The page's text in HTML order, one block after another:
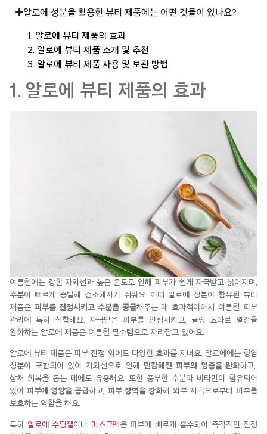
알로에 성분을 활용한 뷰티 제품에는 어떤 것들이 있나요?
1. 알로에 뷰티 제품의 효과
2. 알로에 뷰티 제품 소개 및 추천
3. 알로에 뷰티 제품 사용 및 보관 방법
1. 알로에 뷰티 제품의 효과
여름철에는 강한 자외선과 높은 온도로 인해 피부가 쉽게자극받고 붉어지며,
수분이 빠르게 증발해 건조해지기 쉬워요. 이때 알로에 성분이 함유된 뷰티
제품은 피부를 진정시키고 수분을 공급해주는 데 효과적이어서 여름철 피부
관리에 특히 적합해요.자극받은 피부를 안정시키고, 쿨링 효과로 열감을
완화하는 알로에 제품은 여름철 필수템으로 자리잡고 있어요.
알로에 뷰티 제품은 피부 진정 외에도 다양한 효과를 지녀요. 알로에에는 항염
성분이 포함되어 있어 자외선으로 인해 민감해진 피부의 염증을 완화하고,
상처 회복을 돕는 데에도 유용해요. 또한 풍부한 수분과 비타민이 함유되어
있어 피부에 영양을 공급하고, 피부 장벽을 강화해 외부 자극으로부터 피부를
보호하는 역할을 해요.
특히 알로에 수딩젤이나 마스크팩은 피부에 빠르게 흡수되어 즉각적인 진정